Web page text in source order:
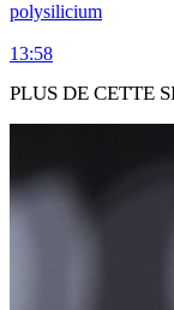
polysilicium
13:58
PLUS DE CETTE